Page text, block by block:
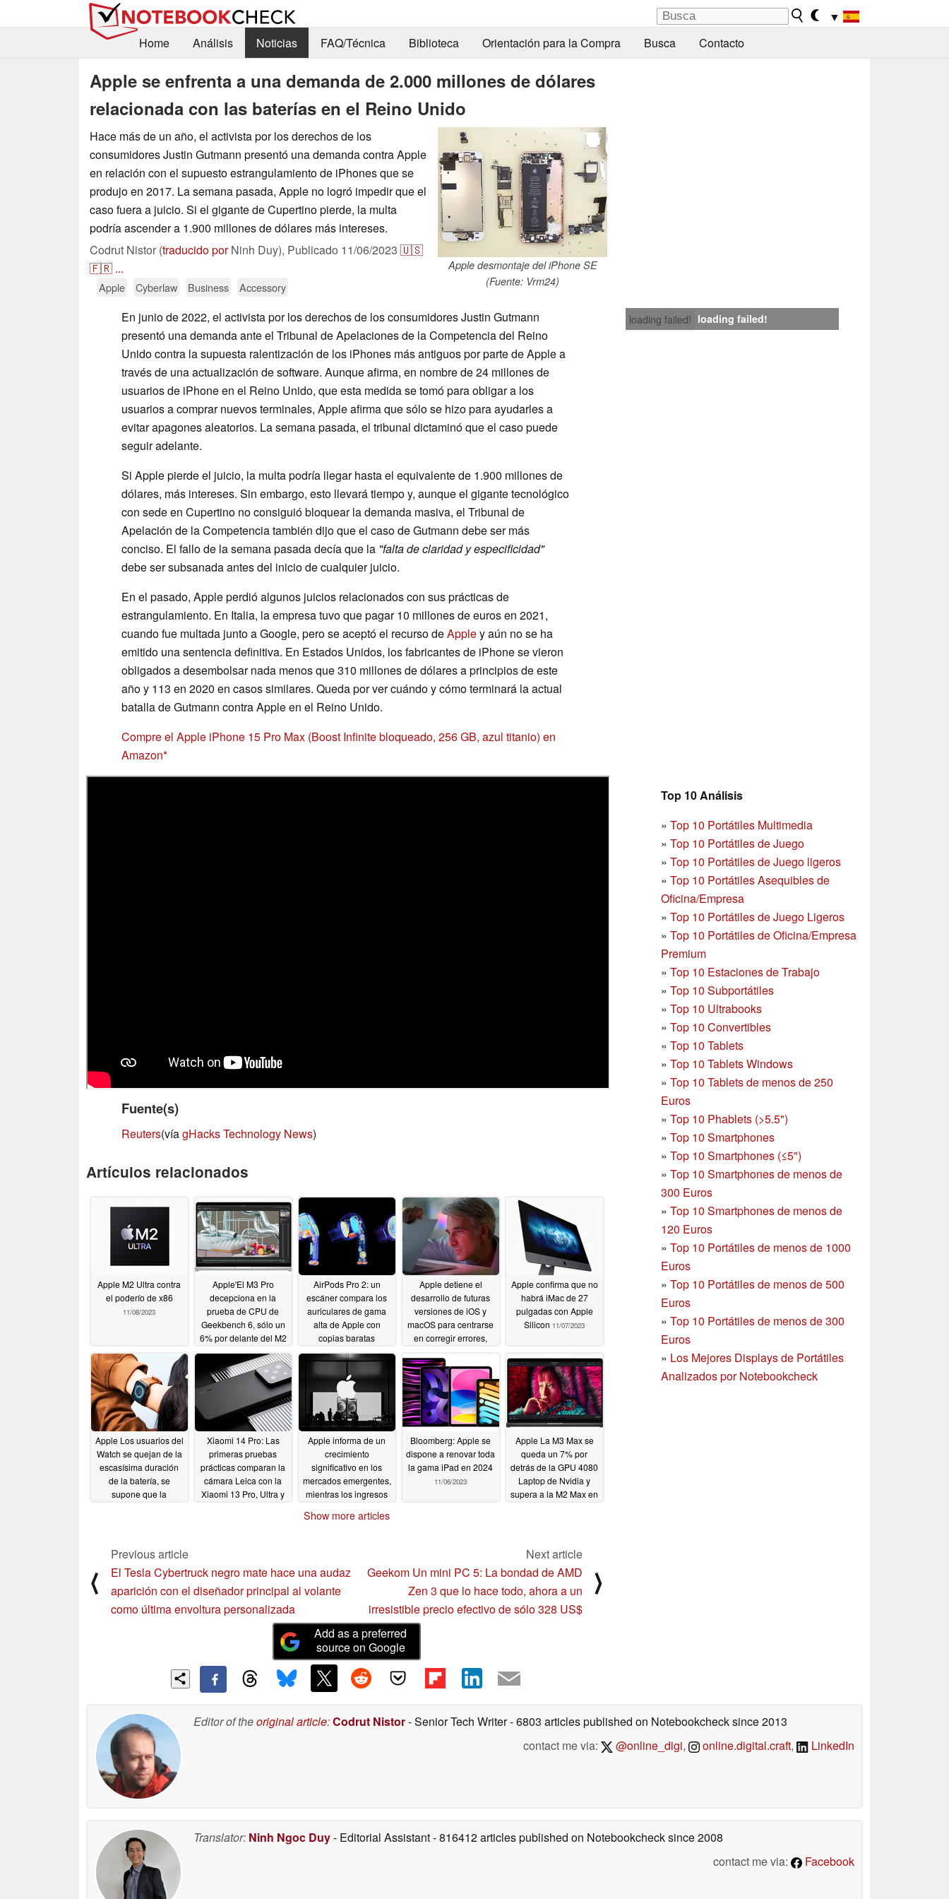
▼
Home
Análisis Noticias FAQ/Técnica Biblioteca Orientación para la Compra Busca Contacto
Apple se enfrenta a una demanda de 2.000 millones de dólares
relacionada con las baterías en el Reino Unido
Apple desmontaje del iPhone SE
(Fuente: Vrm24)
Hace más de un año, el activista por los derechos de los
consumidores Justin Gutmann presentó una demanda contra Apple
en relación con el supuesto estrangulamiento de iPhones que se
produjo en 2017. La semana pasada, Apple no logró impedir que el
caso fuera a juicio. Si el gigante de Cupertino pierde, la multa
podría ascender a 1.900 millones de dólares más intereses.
Codrut Nistor (traducido porNinh Duy), Publicado 11/06/2023 🇺🇸
🇫🇷 ...
Apple Cyberlaw Business Accessory
loading failed! loading failed!
En junio de 2022, el activista por los derechos de los consumidores Justin Gutmann
presentó una demanda ante el Tribunal de Apelaciones de la Competencia del Reino
Unido contra la supuesta ralentización de los iPhones más antiguos por parte de Apple a
través de una actualización de software. Aunque afirma, en nombre de 24 millones de
usuarios de iPhone en el Reino Unido, que esta medida se tomó para obligar a los
usuarios a comprar nuevos terminales, Apple afirma que sólo se hizo para ayudarles a
evitar apagones aleatorios. La semana pasada, el tribunal dictaminó que el caso puede
seguir adelante.
Si Apple pierde el juicio, la multa podría llegar hasta el equivalente de 1.900 millones de
dólares, más intereses. Sin embargo, esto llevará tiempo y, aunque el gigante tecnológico
con sede en Cupertino no consiguió bloquear la demanda masiva, el Tribunal de
Apelación de la Competencia también dijo que el caso de Gutmann debe ser más
conciso. El fallo de la semana pasada decía que la "falta de claridad y especificidad"
debe ser subsanada antes del inicio de cualquier juicio.
En el pasado, Apple perdió algunos juicios relacionados con sus prácticas de
estrangulamiento. En Italia, la empresa tuvo que pagar 10 millones de euros en 2021,
cuando fue multada junto a Google, pero se aceptó el recurso deAppley aún no se ha
emitido una sentencia definitiva. En Estados Unidos, los fabricantes de iPhone se vieron
obligados a desembolsar nada menos que 310 millones de dólares a principios de este
año y 113 en 2020 en casos similares. Queda por ver cuándo y cómo terminará la actual
batalla de Gutmann contra Apple en el Reino Unido.
Compre el Apple iPhone 15 Pro Max (Boost Infinite bloqueado, 256 GB, azul titanio) en
Amazon
Top 10 Análisis
» Top 10 Portátiles Multimedia
» Top 10 Portátiles de Juego
» Top 10 Portátiles de Juego ligeros
» Top 10 Portátiles Asequibles de
Oficina/Empresa
» Top 10 Portátiles de Juego Ligeros
» Top 10 Portátiles de Oficina/Empresa
Premium
» Top 10 Estaciones de Trabajo
» Top 10 Subportátiles
» Top 10 Ultrabooks
» Top 10 Convertibles
» Top 10 Tablets
» Top 10 Tablets Windows
» Top 10 Tablets de menos de 250
Euros
» Top 10 Phablets (>5.5")
» Top 10 Smartphones
» Top 10 Smartphones (≤5")
» Top 10 Smartphones de menos de
300 Euros
» Top 10 Smartphonesde menos de
120 Euros
» Top 10 Portátiles de menos de 1000
Euros
» Top 10 Portátiles de menos de 500
Euros
» Top 10 Portátiles de menos de 300
Euros
» Los Mejores Displays de Portátiles
Analizados por Notebookcheck
Fuente(s)
Reuters(víagHacks Technology News)
Artículos relacionados
Apple M2 Ultra contra
el poderío de x86
11/08/2023
Apple'El M3 Pro
decepciona en la
prueba de CPU de
Geekbench 6, sólo un
6% por delante del M2
Pro en multi-núcleo
11/08/2023
AirPods Pro 2: un
escáner compara los
auriculares de gama
alta de Apple con
copias baratas
11/08/2023
Apple detiene el
desarrollo de futuras
versiones de iOS y
macOS para centrarse
en corregir errores,
11/08/2023
Apple confirma que no
habrá iMac de 27
pulgadas con Apple
Silicon 11/07/2023
Apple Los usuarios del
Watch se quejan de la
escasísima duración
de la batería, se
supone que la
Xiaomi 14 Pro: Las
primeras pruebas
prácticas comparan la
cámara Leica con la
Xiaomi 13 Pro, Ultra y
Apple informa de un
crecimiento
significativo en los
mercados emergentes,
mientras los ingresos
a los 90.000 millones
Bloomberg: Apple se
dispone a renovar toda
la gama iPad en 2024
11/06/2023
Apple La M3 Max se
queda un 7% por
detrás de la GPU 4080
Laptop de Nvidia y
supera a la M2 Max en
Show more articles
⟨
Previous article
El Tesla Cybertruck negro mate hace una audaz
aparición con el diseñador principal al volante
como última envoltura personalizada
Next article
Geekom Un mini PC 5: La bondad de AMD
Zen 3 que lo hace todo, ahora a un
irresistible precio efectivo de sólo 328 US$
⟩
Add as a preferred
source on Google
Editor of theoriginal article:Codrut Nistor- Senior Tech Writer- 6803 articles published on Notebookchecksince 2013
contact me via:
@online_digi, online.digital.craft, LinkedIn
Translator: Ninh Ngoc Duy- Editorial Assistant- 816412 articles published on Notebookchecksince 2008
contact me via:
Facebook